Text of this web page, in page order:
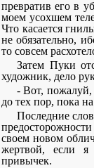
превратив его в
моем усохшем
Что касается
не обязательно,
то совсем
Затем Пуки
художник, дело
- Вот, пожалуй,
до тех пор, пока
Последние
своем новом
жертвой, если я
привычек.